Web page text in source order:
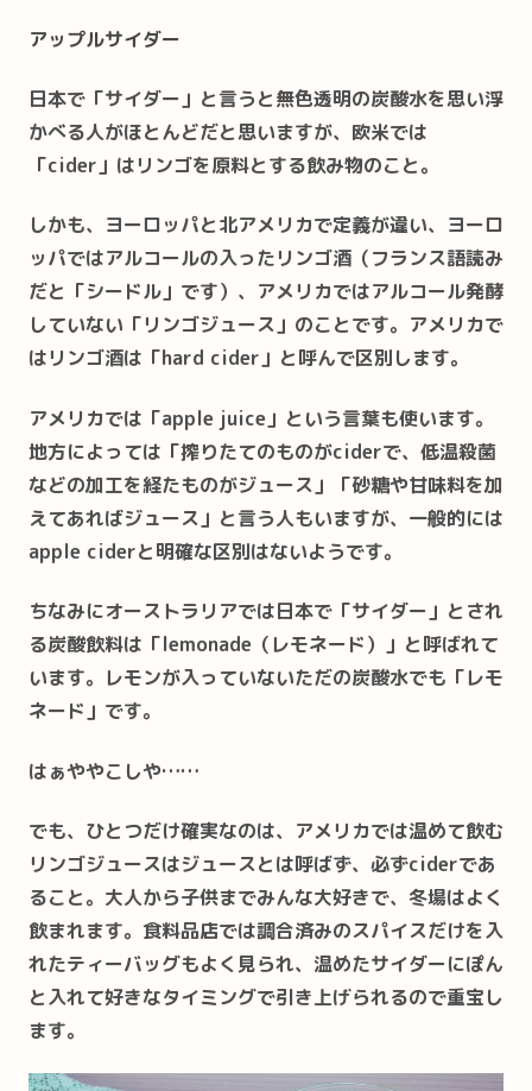
アップルサイダー
日本で「サイダー」と言うと無色透明の炭酸水を思い浮
かべる人がほとんどだと思いますが、欧米では
「cider」はリンゴを原料とする飲み物のこと。
しかも、ヨーロッパと北アメリカで定義が違い、ヨーロ
ッパではアルコールの入ったリンゴ酒（フランス語読み
だと「シードル」です）、アメリカではアルコール発酵
していない「リンゴジュース」のことです。アメリカで
はリンゴ酒は「hard cider」と呼んで区別します。
アメリカでは「apple juice」という言葉も使います。
地方によっては「搾りたてのものがciderで、低温殺菌
などの加工を経たものがジュース」「砂糖や甘味料を加
えてあればジュース」と言う人もいますが、一般的には
apple ciderと明確な区別はないようです。
ちなみにオーストラリアでは日本で「サイダー」とされ
る炭酸飲料は「lemonade（レモネード）」と呼ばれて
います。レモンが入っていないただの炭酸水でも「レモ
ネード」です。
はぁややこしや……
でも、ひとつだけ確実なのは、アメリカでは温めて飲む
リンゴジュースはジュースとは呼ばず、必ずciderであ
ること。大人から子供までみんな大好きで、冬場はよく
飲まれます。食料品店では調合済みのスパイスだけを入
れたティーバッグもよく見られ、温めたサイダーにぽん
と入れて好きなタイミングで引き上げられるので重宝し
ます。